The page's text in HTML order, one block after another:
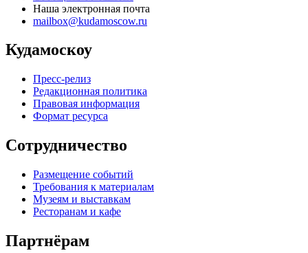
Наша электронная почта
mailbox@kudamoscow.ru
Кудамоскоу
Пресс-релиз
Редакционная политика
Правовая информация
Формат ресурса
Сотрудничество
Размещение событий
Требования к материалам
Музеям и выставкам
Ресторанам и кафе
Партнёрам